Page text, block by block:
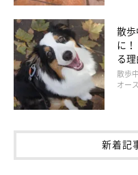
電気や水道が止まった状態
をどうやって処理すればい
排せつ物の処理方法を間違
る原因になってしまうこと
とがあるのでNGです。
ベストなのは、ニオイの出
散
に
る
散歩
オー
新着記